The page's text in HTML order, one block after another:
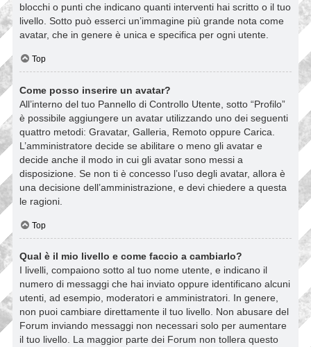
blocchi o punti che indicano quanti interventi hai scritto o il tuo
livello. Sotto può esserci un’immagine più grande nota come
avatar, che in genere è unica e specifica per ogni utente.
Top
Come posso inserire un avatar?
All’interno del tuo Pannello di Controllo Utente, sotto “Profilo”
è possibile aggiungere un avatar utilizzando uno dei seguenti
quattro metodi: Gravatar, Galleria, Remoto oppure Carica.
L’amministratore decide se abilitare o meno gli avatar e
decide anche il modo in cui gli avatar sono messi a
disposizione. Se non ti è concesso l’uso degli avatar, allora è
una decisione dell’amministrazione, e devi chiedere a questa
le ragioni.
Top
Qual è il mio livello e come faccio a cambiarlo?
I livelli, compaiono sotto al tuo nome utente, e indicano il
numero di messaggi che hai inviato oppure identificano alcuni
utenti, ad esempio, moderatori e amministratori. In genere,
non puoi cambiare direttamente il tuo livello. Non abusare del
Forum inviando messaggi non necessari solo per aumentare
il tuo livello. La maggior parte dei Forum non tollera questo